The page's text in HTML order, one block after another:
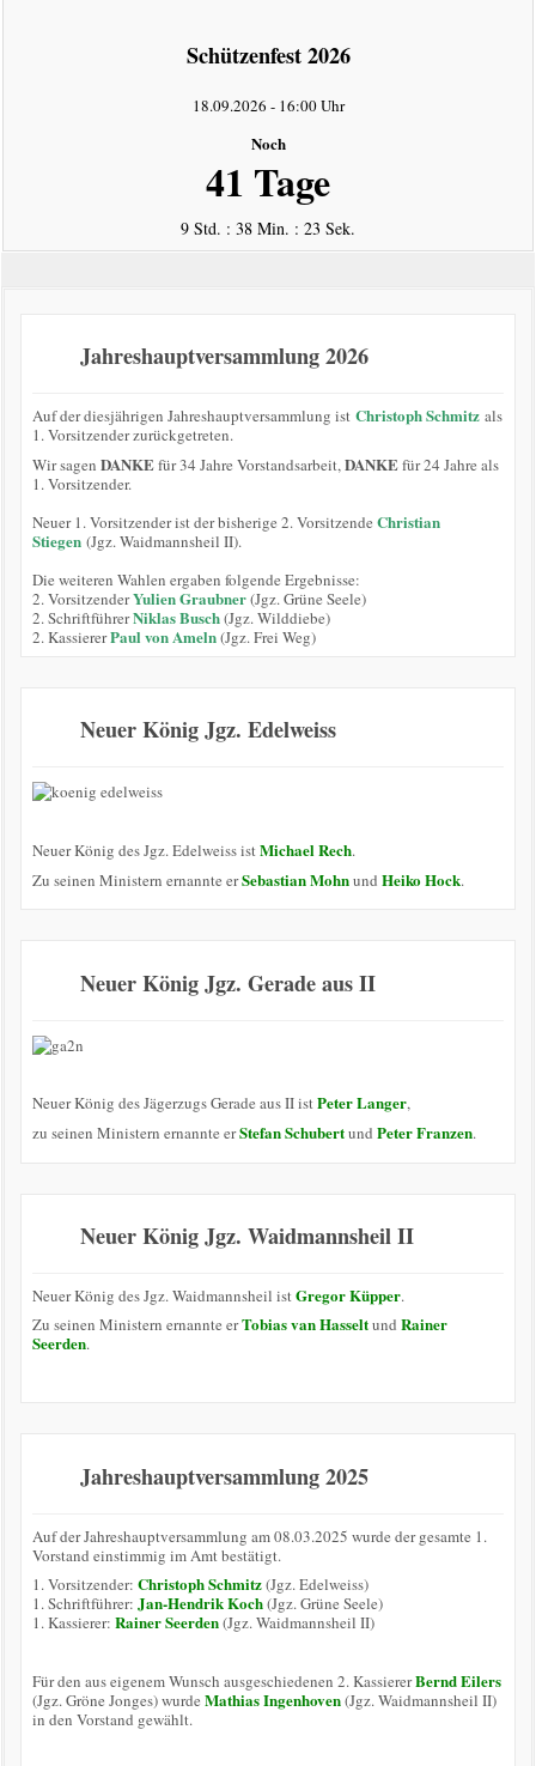
Schützenfest 2026
18.09.2026 - 16:00 Uhr
Noch
41 Tage
9 Std. : 38 Min. : 23 Sek.
Jahreshauptversammlung 2026
Auf der diesjährigen Jahreshauptversammlung ist Christoph Schmitzals
1. Vorsitzender zurückgetreten.
Wir sagen DANKEfür 34 Jahre Vorstandsarbeit,DANKEfür 24 Jahre als
1. Vorsitzender.
Neuer 1. Vorsitzender ist der bisherige 2. Vorsitzende Christian
Stiegen (Jgz. Waidmannsheil II).
Die weiteren Wahlen ergaben folgende Ergebnisse:
2. VorsitzenderYulien Graubner(Jgz. Grüne Seele)
2. SchriftführerNiklas Busch(Jgz. Wilddiebe)
2. KassiererPaul von Ameln(Jgz. Frei Weg)
Neuer König Jgz. Edelweiss
Neuer König des Jgz. Edelweiss istMichael Rech.
Zu seinen Ministern ernannte erSebastian Mohnund Heiko Hock.
Neuer König Jgz. Gerade aus II
Neuer König des Jägerzugs Gerade aus II istPeter Langer,
zu seinen Ministern ernannte erStefan Schubertund Peter Franzen.
Neuer König Jgz. Waidmannsheil II
Neuer König des Jgz. Waidmannsheil istGregor Küpper.
Zu seinen Ministern ernannte erTobias van Hasseltund Rainer
Seerden.
Jahreshauptversammlung 2025
Auf der Jahreshauptversammlung am 08.03.2025 wurde der gesamte 1.
Vorstand einstimmig im Amt bestätigt.
1. Vorsitzender: Christoph Schmitz(Jgz. Edelweiss)
1. Schriftführer: Jan-Hendrik Koch(Jgz. Grüne Seele)
1. Kassierer: Rainer Seerden(Jgz. Waidmannsheil II)
Für den aus eigenem Wunsch ausgeschiedenen 2. KassiererBernd Eilers
(Jgz. Gröne Jonges) wurde Mathias Ingenhoven(Jgz. Waidmannsheil II)
in den Vorstand gewählt.